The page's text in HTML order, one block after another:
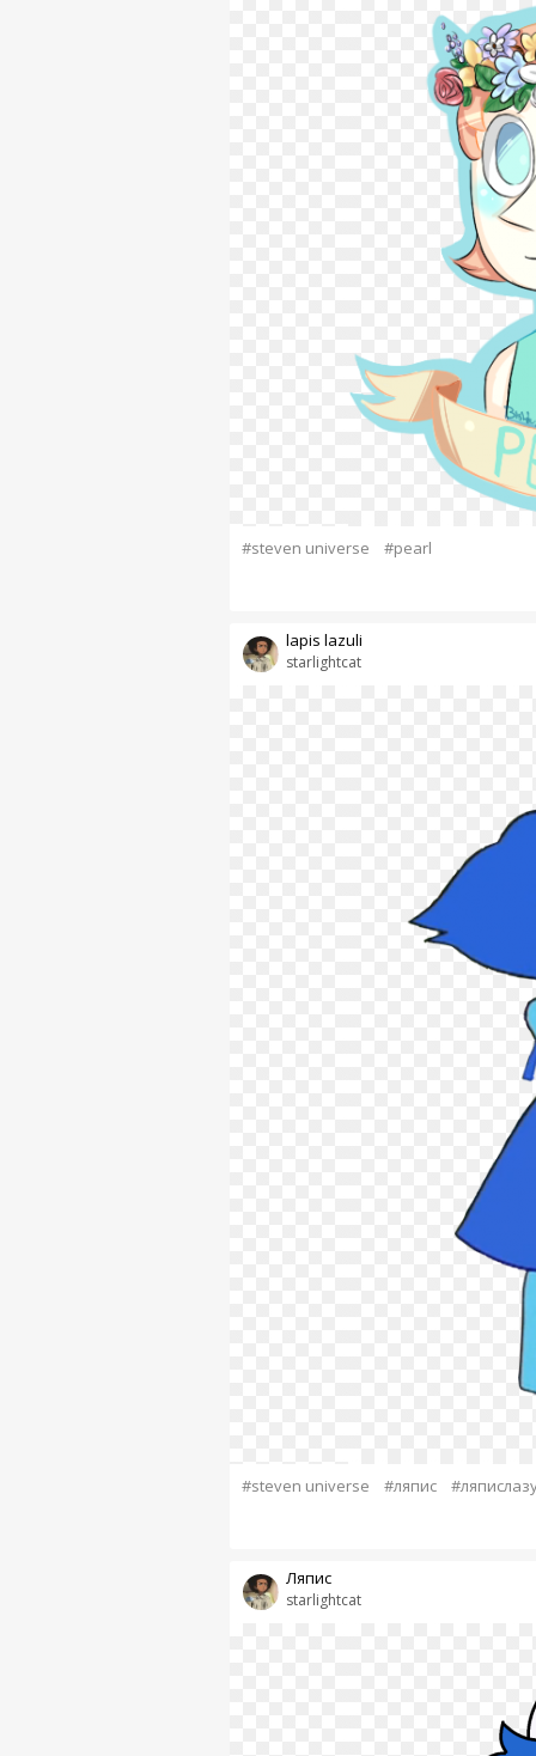
#steven universe #pearl
starlightcat
lapis lazuli
#steven universe #ляпис
starlightcat
Ляпис